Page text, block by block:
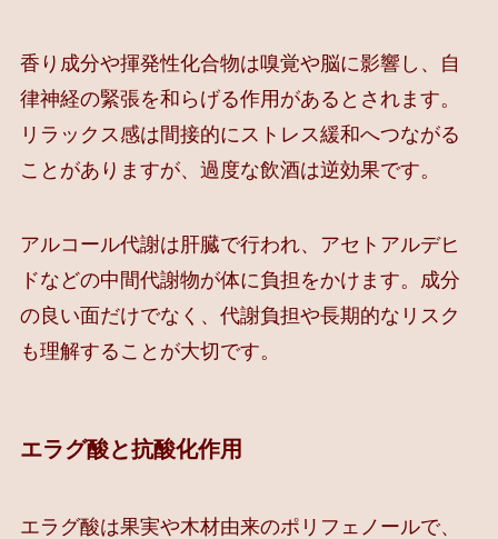
香り成分や揮発性化合物は嗅覚や脳に影響し、自
律神経の緊張を和らげる作用があるとされます。
リラックス感は間接的にストレス緩和へつながる
ことがありますが、過度な飲酒は逆効果です。
アルコール代謝は肝臓で行われ、アセトアルデヒ
ドなどの中間代謝物が体に負担をかけます。成分
の良い面だけでなく、代謝負担や長期的なリスク
も理解することが大切です。
エラグ酸と抗酸化作用
エラグ酸は果実や木材由来のポリフェノールで、